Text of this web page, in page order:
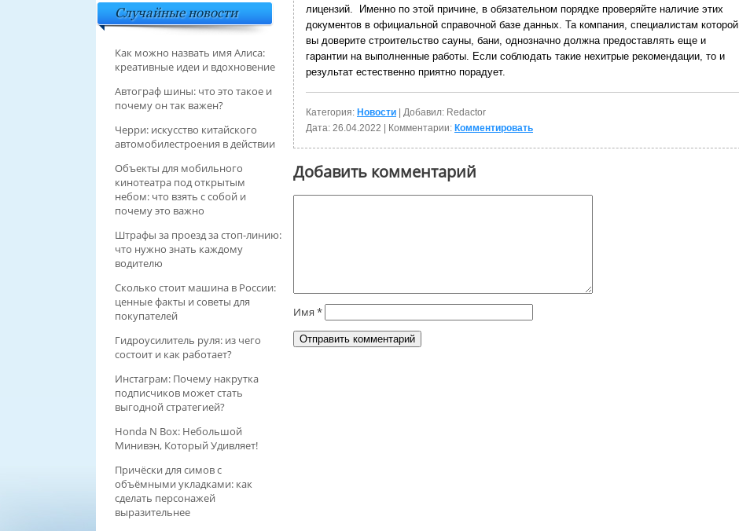
лицензий.
Именно по этой причине, в обязательном порядке проверяйте наличие этих
документов в официальной справочной базе данных. Та компания, специалистам которой
вы доверите строительство сауны, бани, однозначно должна предоставлять еще и
гарантии на выполненные работы. Если соблюдать такие нехитрые рекомендации, то и
результат естественно приятно порадует.
Категория: Новости | Добавил: Redactor
Дата: 26.04.2022 | Комментарии: Комментировать
Добавить комментарий
Имя *
Случайные новости
Как можно назвать имя Алиса:
креативные идеи и вдохновение
Автограф шины: что это такое и
почему он так важен?
Черри: искусство китайского
автомобилестроения в действии
Объекты для мобильного
кинотеатра под открытым
небом: что взять с собой и
почему это важно
Штрафы за проезд за стоп-линию:
что нужно знать каждому
водителю
Сколько стоит машина в России:
ценные факты и советы для
покупателей
Гидроусилитель руля: из чего
состоит и как работает?
Инстаграм: Почему накрутка
подписчиков может стать
выгодной стратегией?
Honda N Box: Небольшой
Минивэн, Который Удивляет!
Причёски для симов с
объёмными укладками: как
сделать персонажей
выразительнее